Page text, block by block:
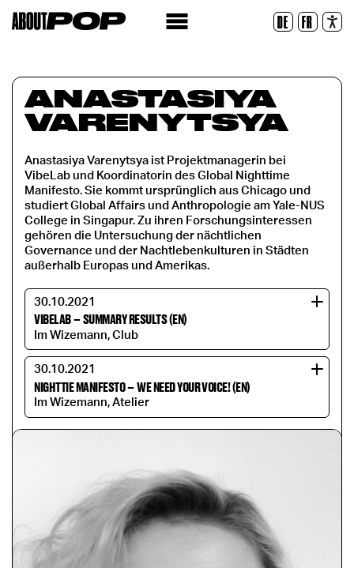
DE FR
ANASTASIYA
VARENYTSYA
Anastasiya Varenytsya ist Projektmanagerin bei
VibeLab und Koordinatorin des Global Nighttime
Manifesto. Sie kommt ursprünglich aus Chicago und
studiert Global Affairs und Anthropologie am Yale-NUS
College in Singapur. Zu ihren Forschungsinteressen
gehören die Untersuchung der nächtlichen
Governance und der Nachtlebenkulturen in Städten
außerhalb Europas und Amerikas.
30.10.2021
VIBELAB–SUMMARY RESULTS (EN)
Im Wizemann, Club
30.10.2021
NIGHTTIE MANIFESTO–WE NEED YOUR VOICE! (EN)
Im Wizemann, Atelier